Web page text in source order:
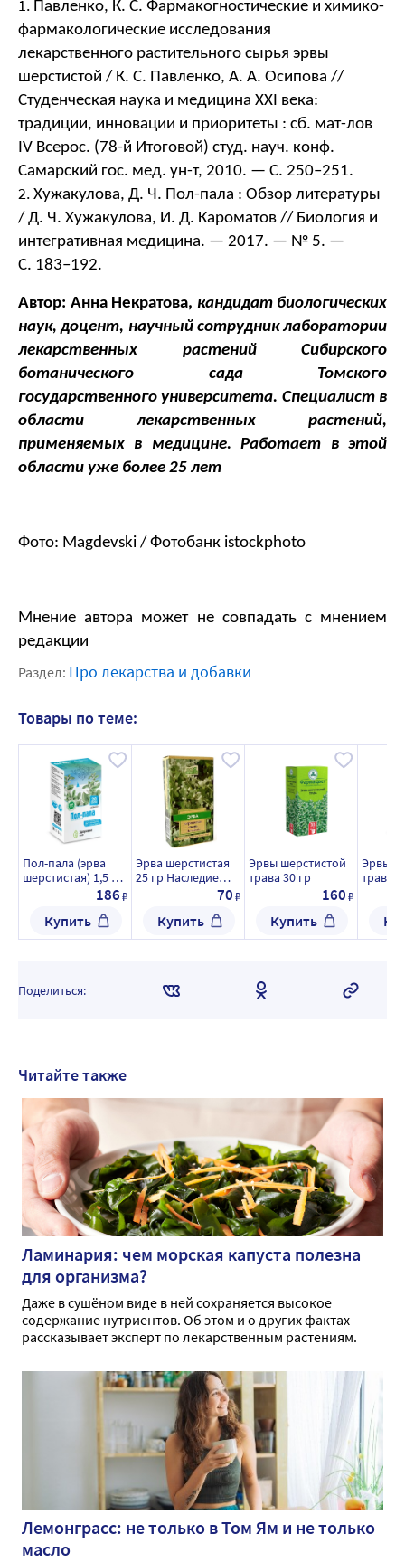
Павленко, К. С. Фармакогностические и химико-
фармакологические исследования
лекарственного растительного сырья эрвы
шерстистой / К. С. Павленко, А. А. Осипова //
Студенческая наука и медицина XXI века:
традиции, инновации и приоритеты : сб. мат-лов
IV Всерос. (78-й Итоговой) студ. науч. конф.
Самарский гос. мед. ун-т, 2010. — С. 250–251.
Хужакулова, Д. Ч. Пол-пала : Обзор литературы
/ Д. Ч. Хужакулова, И. Д. Кароматов // Биология и
интегративная медицина. — 2017. — № 5. —
С. 183–192.
Автор: Анна Некратова, кандидат биологических
наук, доцент, научный сотрудник лаборатории
лекарственных растений Сибирского
ботанического сада Томского
государственного университета. Специалист в
области лекарственных растений,
применяемых в медицине. Работает в этой
области уже более 25 лет
Фото: Magdevski / Фотобанк istockphoto
Мнение автора может не совпадать с мнением
редакции
Раздел: Про лекарства и добавки
Товары по теме:
Пол-пала (эрва
шерстистая) 1,5 20
186₽
Купить
Эрва шерстистая
25 гр Наследие
70₽
Купить
Эрвы шерстистой
трава 30 гр
160₽
Купить
Эрвы
трава
Поделиться:
Читайте также
Ламинария: чем морская капуста полезна
для организма?
Даже в сушёном виде в ней сохраняется высокое
содержание нутриентов. Об этом и о других фактах
рассказывает эксперт по лекарственным растениям.
Лемонграсс: не только в Том Ям и не только
масло